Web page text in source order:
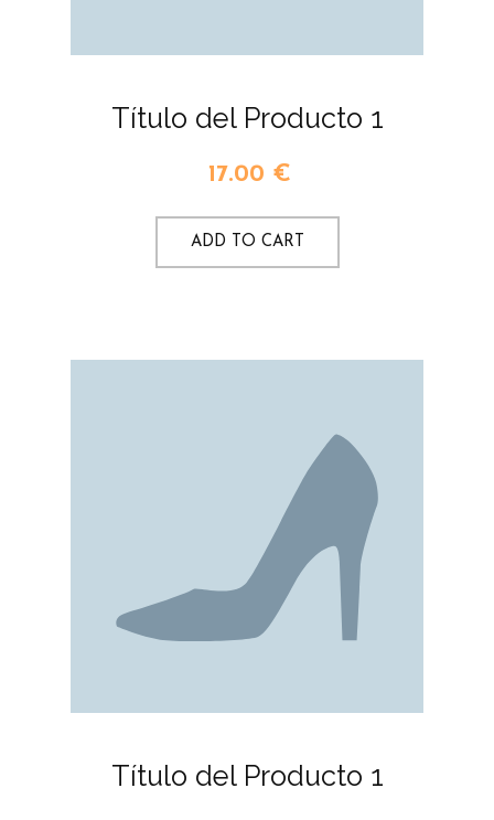
Título del Producto 1
17.00 €
ADD TO CART
Título del Producto 1